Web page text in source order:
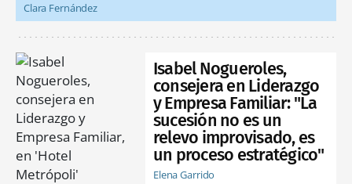
Clara Fernández
Isabel Nogueroles,
consejera en Liderazgo
y Empresa Familiar: "La
sucesión no es un
relevo improvisado, es
un proceso estratégico"
Elena Garrido